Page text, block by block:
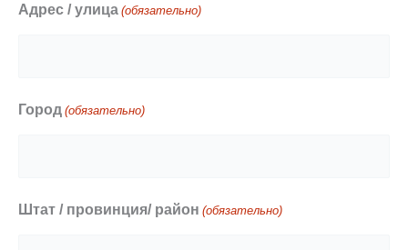
Адрес / улица (обязательно)
Город (обязательно)
Штат / провинция/ район (обязательно)